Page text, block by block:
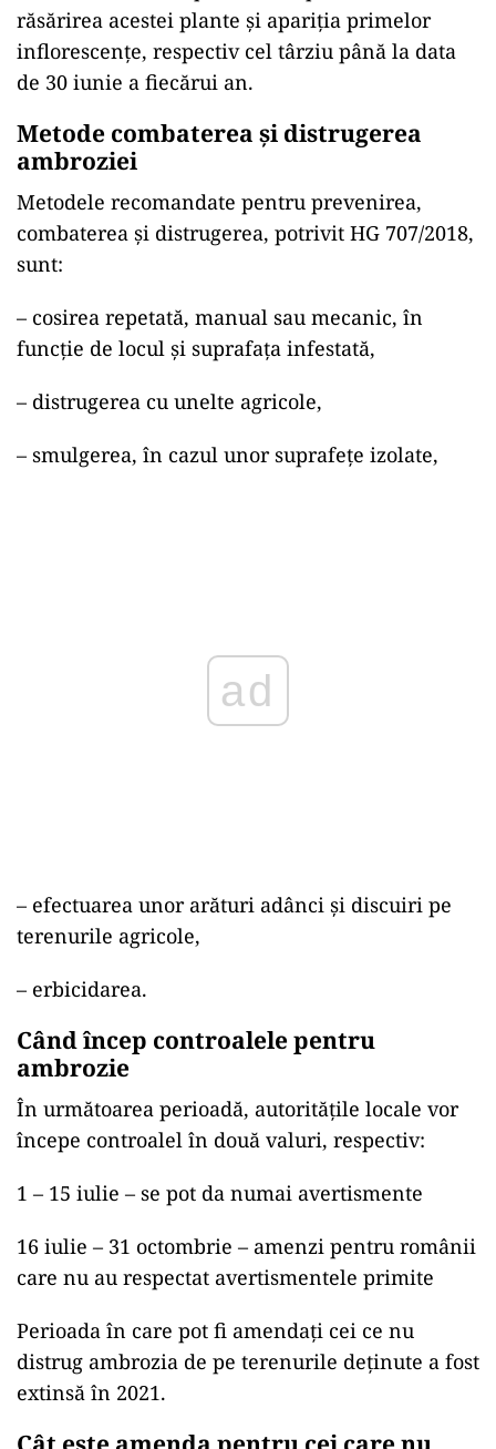
răsărirea acestei plante și apariția primelor
inflorescențe, respectiv cel târziu până la data
de 30 iunie a fiecărui an.
Metode combaterea și distrugerea
ambroziei
Metodele recomandate pentru prevenirea,
combaterea și distrugerea, potrivit HG 707/2018,
sunt:
– cosirea repetată, manual sau mecanic, în
funcție de locul și suprafața infestată,
– distrugerea cu unelte agricole,
– smulgerea, în cazul unor suprafețe izolate,
ad
– efectuarea unor arături adânci și discuiri pe
terenurile agricole,
– erbicidarea.
Când încep controalele pentru
ambrozie
În următoarea perioadă, autoritățile locale vor
începe controalel în două valuri, respectiv:
1 – 15 iulie – se pot da numai avertismente
16 iulie – 31 octombrie – amenzi pentru românii
care nu au respectat avertismentele primite
Perioada în care pot fi amendați cei ce nu
distrug ambrozia de pe terenurile deținute a fost
extinsă în 2021.